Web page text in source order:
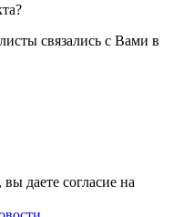
связались с Вами в
даете согласие на